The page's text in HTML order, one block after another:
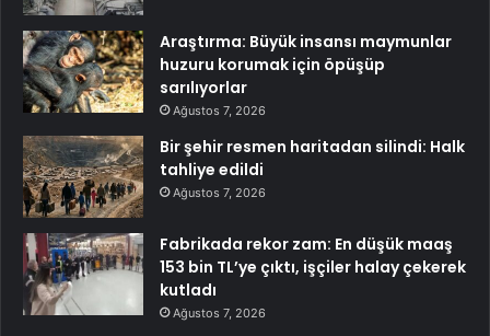
Araştırma: Büyük insansı maymunlar
huzuru korumak için öpüşüp
sarılıyorlar
Ağustos 7, 2026
Bir şehir resmen haritadan silindi: Halk
tahliye edildi
Ağustos 7, 2026
Fabrikada rekor zam: En düşük maaş
153 bin TL’ye çıktı, işçiler halay çekerek
kutladı
Ağustos 7, 2026